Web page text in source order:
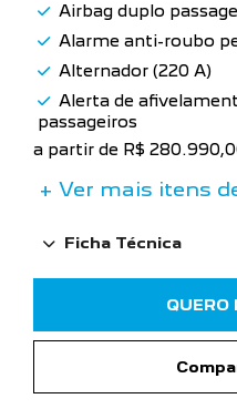
Airbag duplo
Alarme anti-roubo
Alternador (220 A)
Alerta de
passageiros
a partir de R$
+ Ver mais itens
Ficha Técnica
QUERO